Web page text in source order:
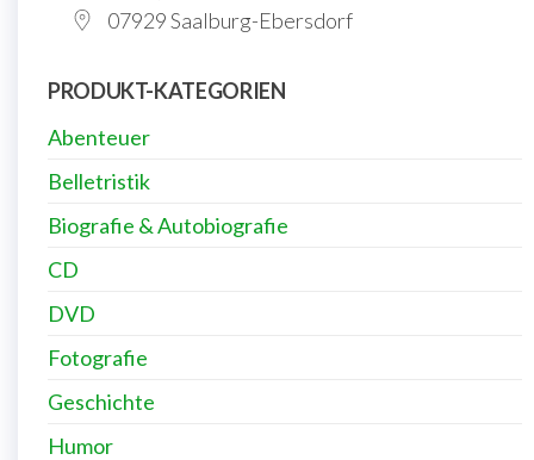
07929 Saalburg-Ebersdorf
PRODUKT-KATEGORIEN
Abenteuer
Belletristik
Biografie & Autobiografie
CD
DVD
Fotografie
Geschichte
Humor